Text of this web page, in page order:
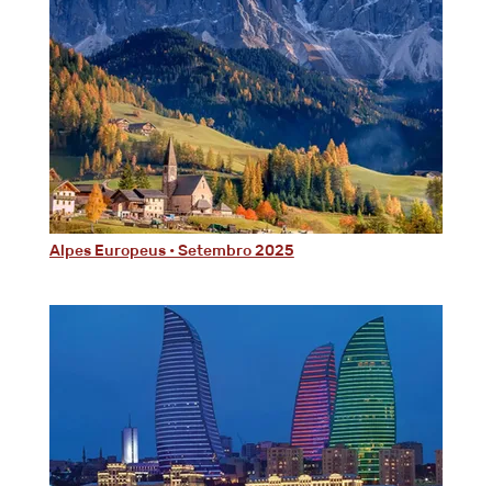
Alpes Europeus • Setembro 2025